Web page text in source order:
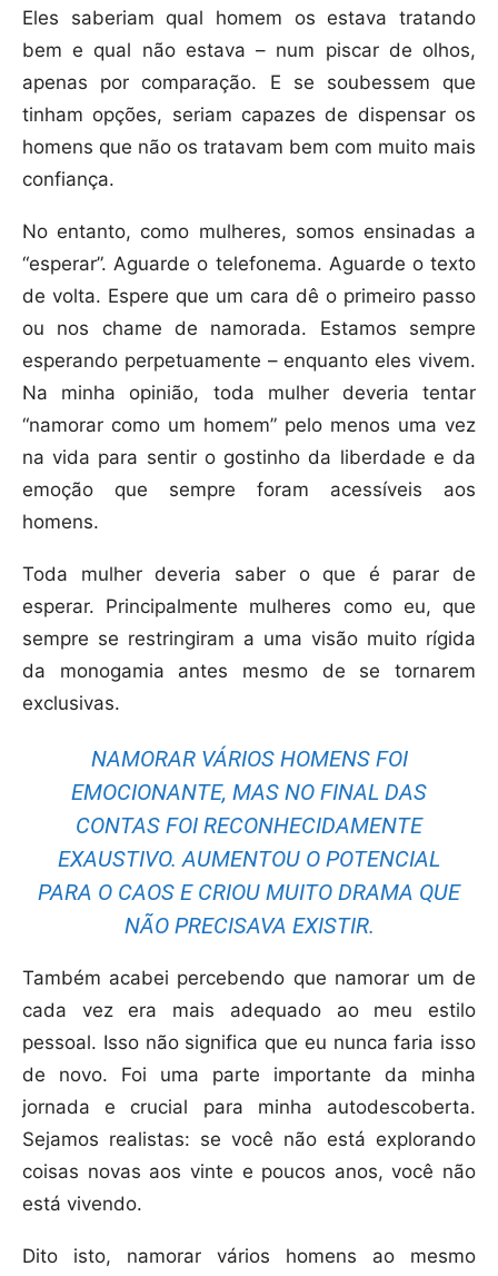
Eles saberiam qual homem os estava tratando
bem e qual não estava – num piscar de olhos,
apenas por comparação. E se soubessem que
tinham opções, seriam capazes de dispensar os
homens que não os tratavam bem com muito mais
confiança.
No entanto, como mulheres, somos ensinadas a
“esperar”. Aguarde o telefonema. Aguarde o texto
de volta. Espere que um cara dê o primeiro passo
ou nos chame de namorada. Estamos sempre
esperando perpetuamente – enquanto eles vivem.
Na minha opinião, toda mulher deveria tentar
“namorar como um homem” pelo menos uma vez
na vida para sentir o gostinho da liberdade e da
emoção que sempre foram acessíveis aos
homens.
Toda mulher deveria saber o que é parar de
esperar. Principalmente mulheres como eu, que
sempre se restringiram a uma visão muito rígida
da monogamia antes mesmo de se tornarem
exclusivas.
NAMORAR VÁRIOS HOMENS FOI
EMOCIONANTE, MAS NO FINAL DAS
CONTAS FOI RECONHECIDAMENTE
EXAUSTIVO. AUMENTOU O POTENCIAL
PARA O CAOS E CRIOU MUITO DRAMA QUE
NÃO PRECISAVA EXISTIR.
Também acabei percebendo que namorar um de
cada vez era mais adequado ao meu estilo
pessoal. Isso não significa que eu nunca faria isso
de novo. Foi uma parte importante da minha
jornada e crucial para minha autodescoberta.
Sejamos realistas: se você não está explorando
coisas novas aos vinte e poucos anos, você não
está vivendo.
Dito isto, namorar vários homens ao mesmo